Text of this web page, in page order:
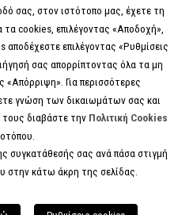
ALL RIGHTS
σας, στον ιστότοπο μας, έχετε τη
cookies, επιλέγοντας «Αποδοχή»,
αποδέχεστε επιλέγοντας «Ρυθμίσεις
σας απορρίπτοντας όλα τα μη
«Απόρριψη». Για περισσότερες
γνώση των δικαιωμάτων σας και
διαβάστε την Πολιτική Cookies
συγκατάθεσής σας ανά πάσα στιγμή
στην κάτω άκρη της σελίδας.